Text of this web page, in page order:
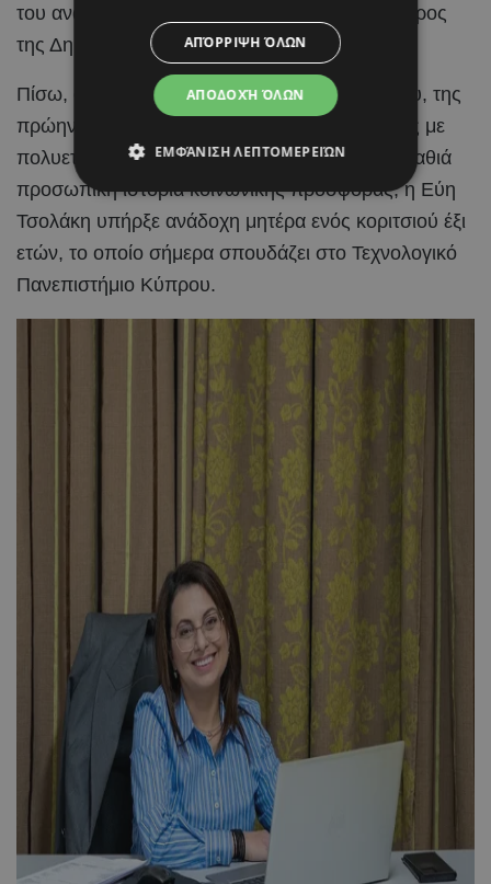
του ανασχηματισμού που αποφάσισε ο Πρόεδρος
της Δημοκρατίας,
Νίκος Χριστοδουλίδης
Πίσω, όμως, από το βιογραφικό της δικηγόρου, της
πρώην δημοτικής συμβούλου και της γυναίκας με
πολυετή πολιτική παρουσία, υπάρχει και μια βαθιά
προσωπική ιστορία κοινωνικής προσφοράς, η Εύη
Τσολάκη υπήρξε ανάδοχη μητέρα ενός κοριτσιού έξι
ετών, το οποίο σήμερα σπουδάζει στο Τεχνολογικό
Πανεπιστήμιο Κύπρου.
ΑΠΟΔΟΧΉ ΌΛΩΝ
ΑΠΌΡΡΙΨΗ ΌΛΩΝ
ΕΜΦΆΝΙΣΗ ΛΕΠΤΟΜΕΡΕΙΏΝ